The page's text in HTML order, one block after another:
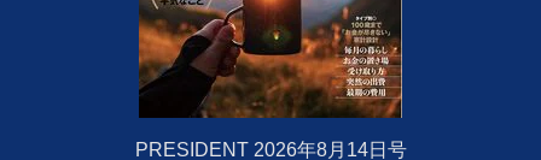
PRESIDENT 2026年8月14日号